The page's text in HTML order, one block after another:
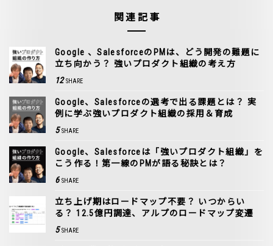
関連記事
Google 、SalesforceのPMは、どう開発の難題に
立ち向かう？ 強いプロダクト組織の考え方
12 SHARE
Google、Salesforceの選考で出る課題とは？ 実
例に学ぶ強いプロダクト組織の採用＆育成
5 SHARE
Google、Salesforceは「強いプロダクト組織」を
こう作る！第一線のPMが語る秘訣とは？
6 SHARE
立ち上げ期はロードマップ不要？ いつからい
る？ 12.5億円調達、アルプのロードマップ変遷
5 SHARE